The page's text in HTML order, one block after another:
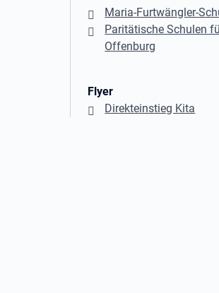
Maria-Furtwängler-
Paritätische Schulen
Offenburg
Flyer
Direkteinstieg Kita